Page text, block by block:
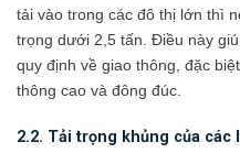
tải vào trong các đô thị lớn thì
trọng dưới 2,5 tấn. Điều này
quy định về giao thông, đặc
thông cao và đông đúc.
2.2. Tải trọng khủng của